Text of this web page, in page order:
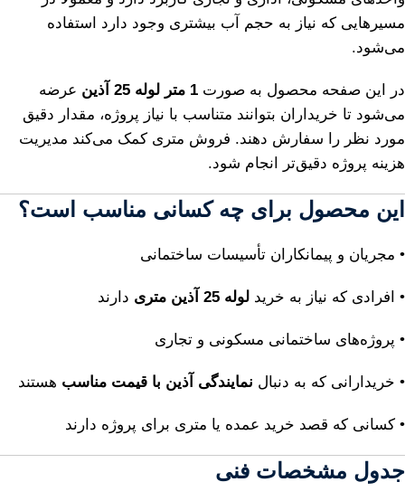
مسیرهایی که نیاز به حجم آب بیشتری وجود دارد استفاده
می‌شود.
در این صفحه محصول به صورت 1 متر لوله 25 آذین
عرضه
می‌شود تا خریداران بتوانند متناسب با نیاز پروژه، مقدار دقیق
مورد نظر را سفارش دهند. فروش متری کمک می‌کند مدیریت
هزینه پروژه دقیق‌تر انجام شود.
این محصول برای چه کسانی مناسب است؟
• مجریان و پیمانکاران تأسیسات ساختمانی
• افرادی که نیاز به خرید لوله 25 آذین متری دارند
• پروژه‌های ساختمانی مسکونی و تجاری
• خریدارانی که به دنبال نمایندگی آذین با قیمت مناسب هستند
• کسانی که قصد خرید عمده یا متری برای پروژه دارند
جدول مشخصات فنی